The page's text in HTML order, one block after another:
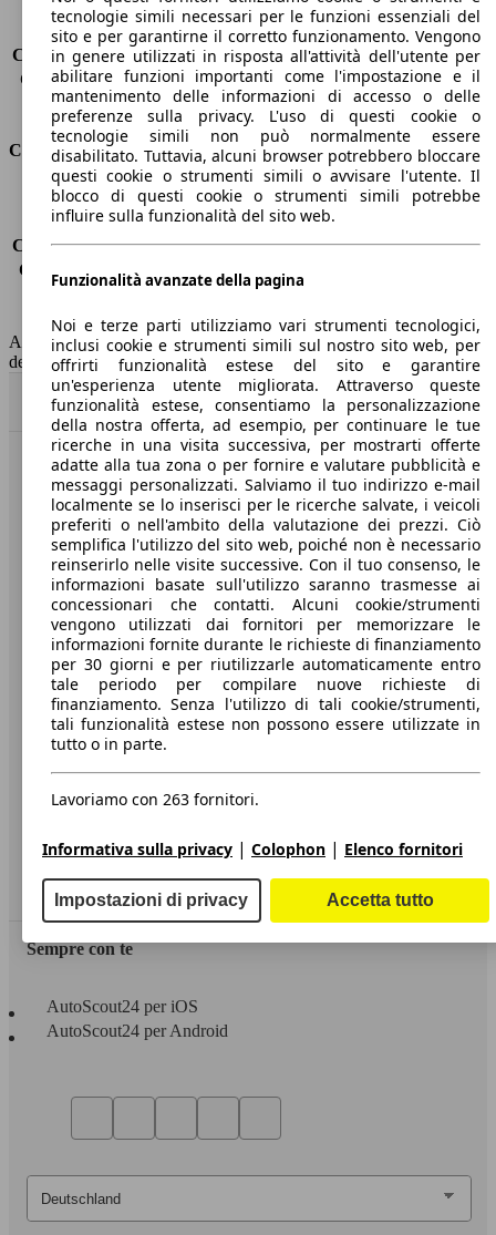
Sedili
5
Carico sul tetto
-
Capacità di traino (senza freni) -
Capacità di traino (con freni)
1225 kg
Volume del bagagliaio
850 - 1538 l
Consumi
Emissioni di CO2*
112 g/km (komb.)
Consumo (urbano)
4.5 l/100km
Consumo (extra-urbano) 4.1 l/100km
Consumo (combinato)*
4.2 l/100km
Capacità del serbatoio
53 l
AutoScout24 non si assume alcuna responsabilità per la correttezza
dei dati.
Torna su
Benvenuti su AutoScout24, il mercato auto europeo.
Società
A proposito di AutoScout24
Stampa
Media
Condizioni generali
Informazioni
Privacy
Dichiarazione di Accessibilità
Servizi
Area rivenditori
Sempre con te
AutoScout24 per iOS
AutoScout24 per Android
tecnologie simili necessari per le funzioni essenziali del
sito e per garantirne il corretto funzionamento. Vengono
in genere utilizzati in risposta all'attività dell'utente per
abilitare funzioni importanti come l'impostazione e il
mantenimento delle informazioni di accesso o delle
preferenze sulla privacy. L'uso di questi cookie o
tecnologie simili non può normalmente essere
disabilitato. Tuttavia, alcuni browser potrebbero bloccare
questi cookie o strumenti simili o avvisare l'utente. Il
blocco di questi cookie o strumenti simili potrebbe
influire sulla funzionalità del sito web.
Funzionalità avanzate della pagina
Noi e terze parti utilizziamo vari strumenti tecnologici,
inclusi cookie e strumenti simili sul nostro sito web, per
offrirti funzionalità estese del sito e garantire
un'esperienza utente migliorata. Attraverso queste
funzionalità estese, consentiamo la personalizzazione
della nostra offerta, ad esempio, per continuare le tue
ricerche in una visita successiva, per mostrarti offerte
adatte alla tua zona o per fornire e valutare pubblicità e
messaggi personalizzati. Salviamo il tuo indirizzo e-mail
localmente se lo inserisci per le ricerche salvate, i veicoli
preferiti o nell'ambito della valutazione dei prezzi. Ciò
semplifica l'utilizzo del sito web, poiché non è necessario
reinserirlo nelle visite successive. Con il tuo consenso, le
informazioni basate sull'utilizzo saranno trasmesse ai
concessionari che contatti. Alcuni cookie/strumenti
vengono utilizzati dai fornitori per memorizzare le
informazioni fornite durante le richieste di finanziamento
per 30 giorni e per riutilizzarle automaticamente entro
tale periodo per compilare nuove richieste di
finanziamento. Senza l'utilizzo di tali cookie/strumenti,
tali funzionalità estese non possono essere utilizzate in
tutto o in parte.
Lavoriamo con 263 fornitori.
Informativa sulla privacy | Colophon | Elenco fornitori
Impostazioni di privacy Accetta tutto